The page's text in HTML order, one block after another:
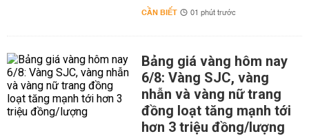
CẦN BIẾT 01 phút trước
Bảng giá vàng hôm nay
6/8: Vàng SJC, vàng
nhẫn và vàng nữ trang
đồng loạt tăng mạnh tới
hơn 3 triệu đồng/lượng